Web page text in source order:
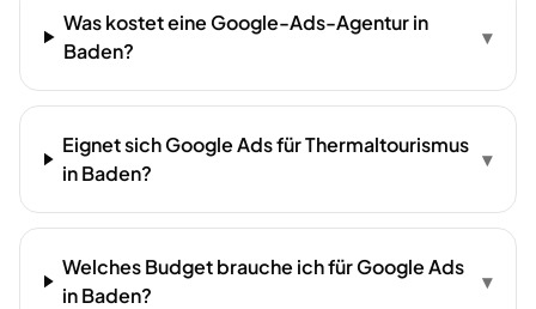
Was kostet eine Google-Ads-Agentur in
Baden?
▾
Eignet sich Google Ads für Thermaltourismus
in Baden?
▾
Welches Budget brauche ich für Google Ads
in Baden?
▾